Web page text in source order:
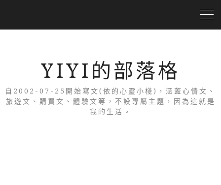
YIYI的部落格
自2002-07-25開始寫文(依的心靈小棧)，涵蓋心情文、
旅遊文、購買文、體驗文等，不設專屬主題，因為這就是
我的生活。